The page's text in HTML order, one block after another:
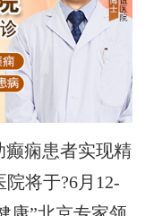
癫痫患者实现精
将于?6月12-